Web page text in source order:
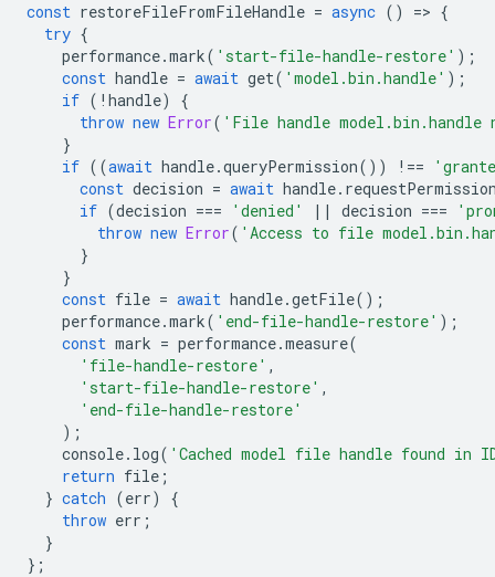
const restoreFileFromFileHandle = async () => {
try {
performance.mark( 'start-file-handle-restore' );
const handle = await get( 'model.bin.handle' );
if ( ! handle)
{
throw new Error( 'File handle
}
if ((await handle.queryPermission()) !==
const decision = await handle.
if (decision === 'denied' || decision ===
throw new Error( 'Access to file
}
}
const file = await handle.getFile();
performance.mark( 'end-file-handle-restore' );
const mark = performance.measure(
'file-handle-restore' ,
'start-file-handle-restore' ,
'end-file-handle-restore'
);
console. log( 'Cached model file handle found in
return file ;
} catch (err)
{
throw err ;
}
};